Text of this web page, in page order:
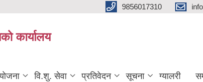
9856017310
कार्यालय
वि.शु. सेवा प्रतिवेदन सूचना ग्यालरी